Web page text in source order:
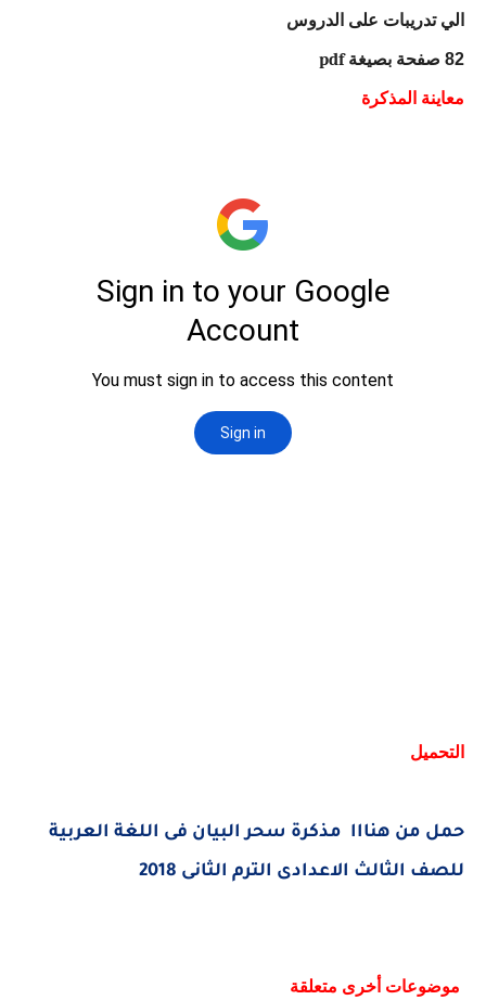
الي تدريبات على الدروس
82 صفحة بصيغةpdf
معاينة المذكرة
التحميل
حمل من هنااا مذكرة سحر البيان فى اللغة العربية
للصف الثالث الاعدادى الترم الثانى 2018
موضوعات أخرى متعلقة